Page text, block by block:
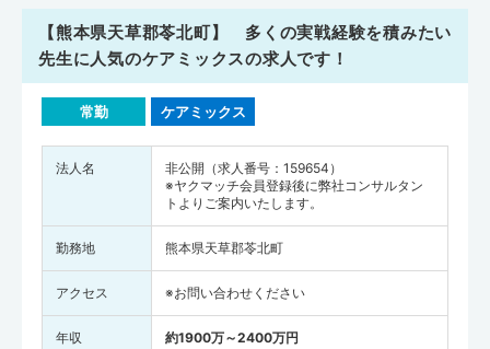
クしてみてください。
【熊本県天草郡苓北町】 多くの実戦経験を積みたい
先生に人気のケアミックスの求人です！
常勤 ケアミックス
法人名
非公開（求人番号：159654）
※ヤクマッチ会員登録後に弊社コンサルタン
トよりご案内いたします。
勤務地 熊本県天草郡苓北町
アクセス ※お問い合わせください
年収 約1900万～2400万円